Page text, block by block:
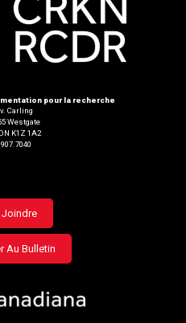
pour la recherche
Carling
Westgate
K1Z 1A2
Au Bulletin